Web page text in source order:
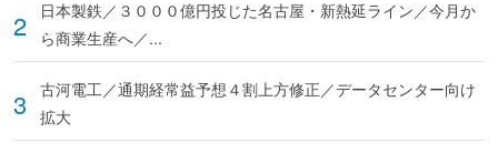
日本製鉄／３０００億円投じた名古屋・新熱延ライン／今月か
ら商業生産へ／...
古河電工／通期経常益予想４割上方修正／データセンター向け
拡大